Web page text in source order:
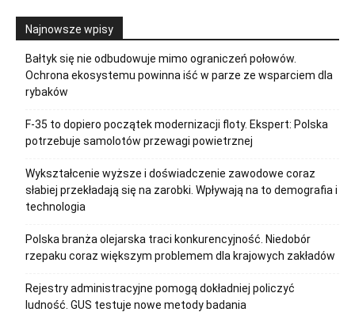
Najnowsze wpisy
Bałtyk się nie odbudowuje mimo ograniczeń połowów.
Ochrona ekosystemu powinna iść w parze ze wsparciem dla
rybaków
F-35 to dopiero początek modernizacji floty. Ekspert: Polska
potrzebuje samolotów przewagi powietrznej
Wykształcenie wyższe i doświadczenie zawodowe coraz
słabiej przekładają się na zarobki. Wpływają na to demografia i
technologia
Polska branża olejarska traci konkurencyjność. Niedobór
rzepaku coraz większym problemem dla krajowych zakładów
Rejestry administracyjne pomogą dokładniej policzyć
ludność. GUS testuje nowe metody badania